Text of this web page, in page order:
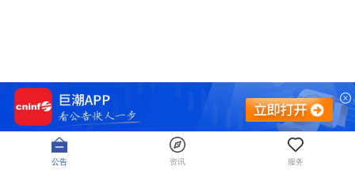
公告 资讯 服务